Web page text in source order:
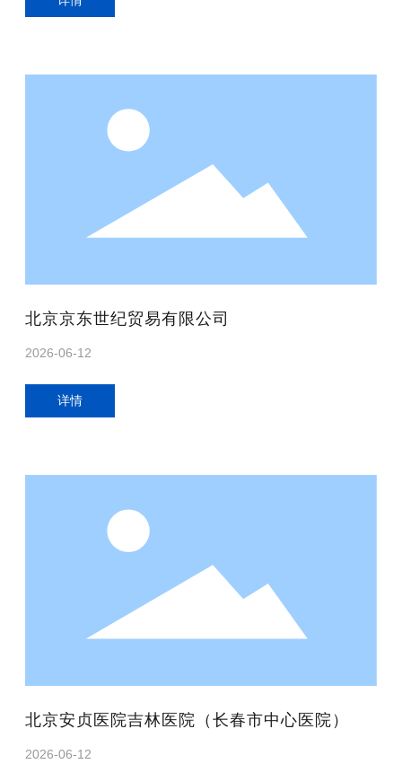
北京京东世纪贸易有限公司
2026-06-12
详情
北京安贞医院吉林医院（长春市中心医院）
2026-06-12